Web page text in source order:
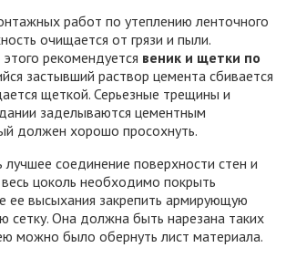
работ по утеплению ленточного
очищается от грязи и пыли.
рекомендуется веник и щетки по
застывший раствор цемента сбивается
щеткой. Серьезные трещины и
заделываются цементным
должен хорошо просохнуть.
соединение поверхности стен и
весь цоколь необходимо покрыть
ее высыхания закрепить армирующую
сетку. Она должна быть нарезана таких
можно было обернуть лист материала.